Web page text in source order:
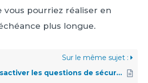
vous pourriez réaliser en
plus longue.
Sur le même sujet :
Je souhaite désactiver les questions de sécurité à la connexion de mon compte cPanel pour donner accès à mon webmaster